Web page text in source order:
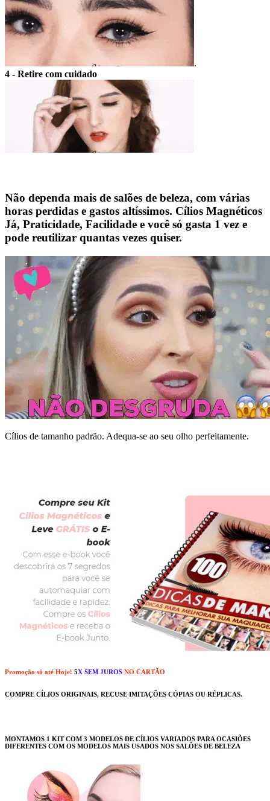
.
4 - Retire com cuidado
Não dependa mais de salões de beleza, com várias
horas perdidas e gastos altíssimos. Cílios Magnéticos
Já, Praticidade, Facilidade e você só gasta 1 vez e
pode reutilizar quantas vezes quiser.
Cílios de tamanho padrão. Adequa-se ao seu olho perfeitamente.
Promoção só até Hoje! 5X SEM JUROS NO CARTÃO
COMPRE CÍLIOS ORIGINAIS, RECUSE IMITAÇÕES CÓPIAS OU RÉPLICAS.
MONTAMOS 1 KIT COM 3 MODELOS DE CÍLIOS VARIADOS PARA OCASIÕES
DIFERENTES COM OS MODELOS MAIS USADOS NOS SALÕES DE BELEZA